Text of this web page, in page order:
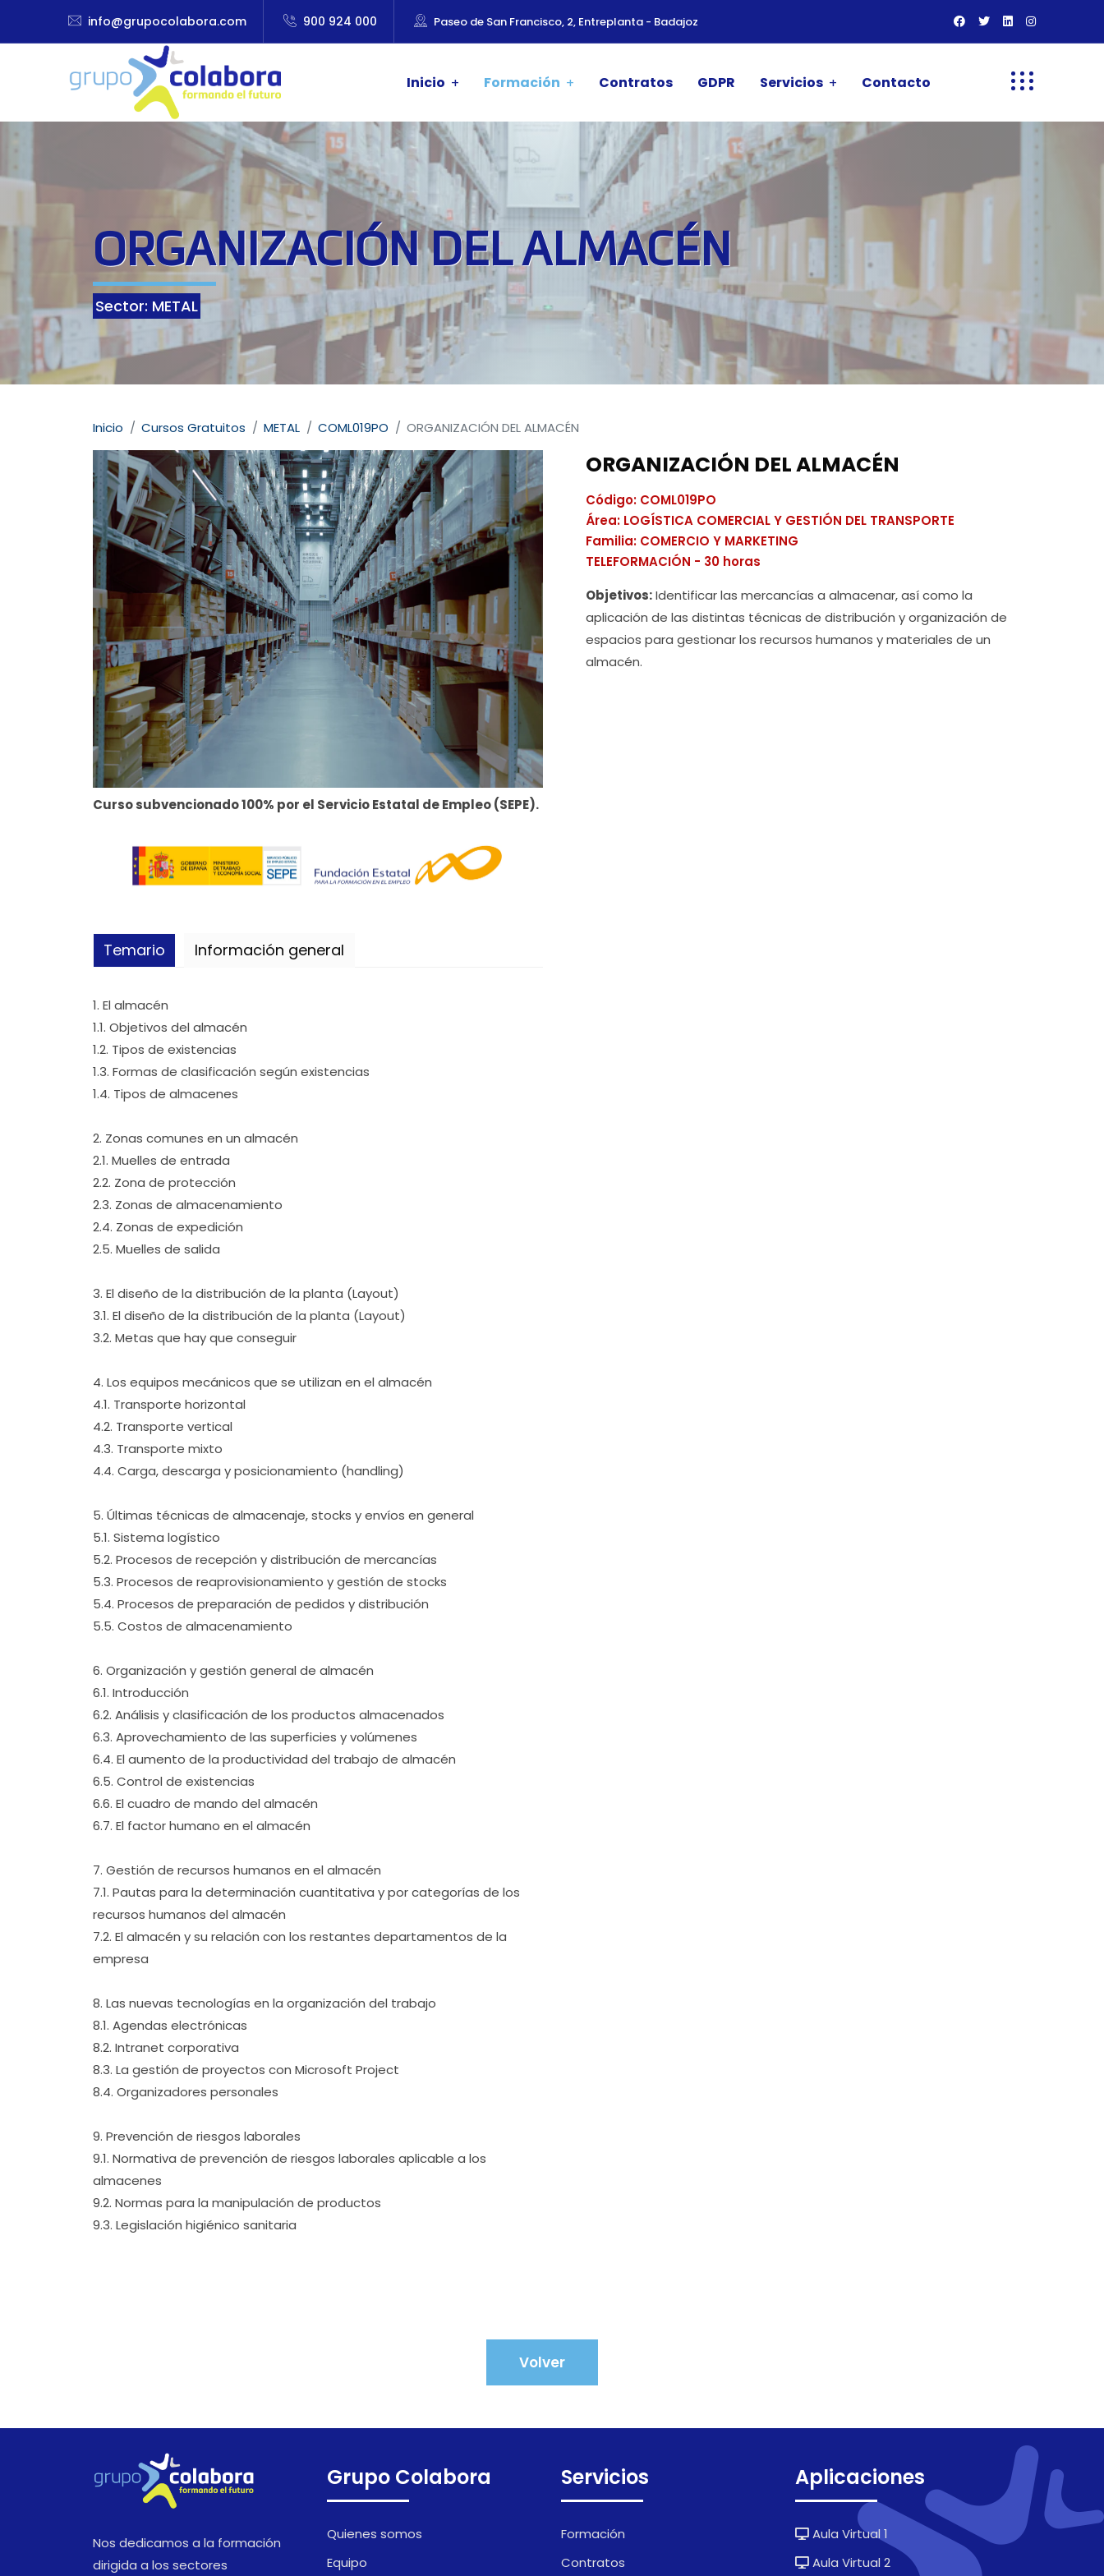
info@grupocolabora.com 900 924 000 Paseo de San Francisco, 2, Entreplanta - Badajoz
Inicio Formación Contratos GDPR Servicios Contacto
ORGANIZACIÓN DEL ALMACÉN
Sector: METAL
Inicio Cursos Gratuitos METAL COML019PO ORGANIZACIÓN DEL ALMACÉN
Curso subvencionado 100% por el Servicio Estatal de Empleo (SEPE).
Temario Información general
1. El almacén
1.1. Objetivos del almacén
1.2. Tipos de existencias
1.3. Formas de clasificación según existencias
1.4. Tipos de almacenes
2. Zonas comunes en un almacén
2.1. Muelles de entrada
2.2. Zona de protección
2.3. Zonas de almacenamiento
2.4. Zonas de expedición
2.5. Muelles de salida
3. El diseño de la distribución de la planta (Layout)
3.1. El diseño de la distribución de la planta (Layout)
3.2. Metas que hay que conseguir
4. Los equipos mecánicos que se utilizan en el almacén
4.1. Transporte horizontal
4.2. Transporte vertical
4.3. Transporte mixto
4.4. Carga, descarga y posicionamiento (handling)
5. Últimas técnicas de almacenaje, stocks y envíos en general
5.1. Sistema logístico
5.2. Procesos de recepción y distribución de mercancías
5.3. Procesos de reaprovisionamiento y gestión de stocks
5.4. Procesos de preparación de pedidos y distribución
5.5. Costos de almacenamiento
6. Organización y gestión general de almacén
6.1. Introducción
6.2. Análisis y clasificación de los productos almacenados
6.3. Aprovechamiento de las superficies y volúmenes
6.4. El aumento de la productividad del trabajo de almacén
6.5. Control de existencias
6.6. El cuadro de mando del almacén
6.7. El factor humano en el almacén
7. Gestión de recursos humanos en el almacén
7.1. Pautas para la determinación cuantitativa y por categorías de los
recursos humanos del almacén
7.2. El almacén y su relación con los restantes departamentos de la
empresa
8. Las nuevas tecnologías en la organización del trabajo
8.1. Agendas electrónicas
8.2. Intranet corporativa
8.3. La gestión de proyectos con Microsoft Project
8.4. Organizadores personales
9. Prevención de riesgos laborales
9.1. Normativa de prevención de riesgos laborales aplicable a los
almacenes
9.2. Normas para la manipulación de productos
9.3. Legislación higiénico sanitaria
ORGANIZACIÓN DEL ALMACÉN
Código: COML019PO
Área: LOGÍSTICA COMERCIAL Y GESTIÓN DEL TRANSPORTE
Familia: COMERCIO Y MARKETING
TELEFORMACIÓN - 30 horas
Objetivos:Identificar las mercancías a almacenar, así como la
aplicación de las distintas técnicas de distribución y organización de
espacios para gestionar los recursos humanos y materiales de un
almacén.
Volver
Nos dedicamos a la formación
dirigida a los sectores
Grupo Colabora
Quienes somos
Equipo
Servicios
Formación
Contratos
Aplicaciones
Aula Virtual 1
Aula Virtual 2